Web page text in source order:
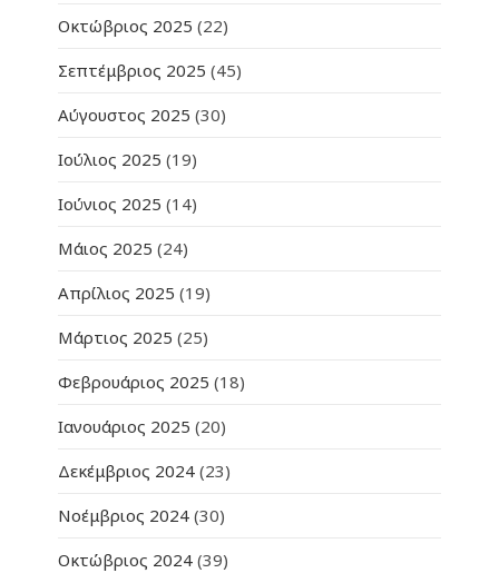
Οκτώβριος 2025 (22)
Σεπτέμβριος 2025 (45)
Αύγουστος 2025 (30)
Ιούλιος 2025 (19)
Ιούνιος 2025 (14)
Μάιος 2025 (24)
Απρίλιος 2025 (19)
Μάρτιος 2025 (25)
Φεβρουάριος 2025 (18)
Ιανουάριος 2025 (20)
Δεκέμβριος 2024 (23)
Νοέμβριος 2024 (30)
Οκτώβριος 2024 (39)